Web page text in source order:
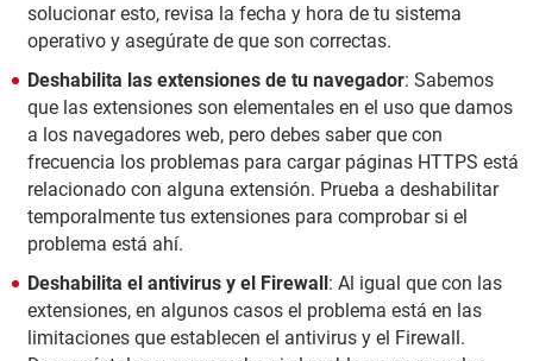
solucionar esto, revisa la fecha y hora de tu sistema
operativo y asegúrate de que son correctas.
Deshabilita las extensiones de tu navegador: Sabemos
que las extensiones son elementales en el uso que damos
a los navegadores web, pero debes saber que con
frecuencia los problemas para cargar páginas HTTPS está
relacionado con alguna extensión. Prueba a deshabilitar
temporalmente tus extensiones para comprobar si el
problema está ahí.
Deshabilita el antivirus y el Firewall: Al igual que con las
extensiones, en algunos casos el problema está en las
limitaciones que establecen el antivirus y el Firewall.